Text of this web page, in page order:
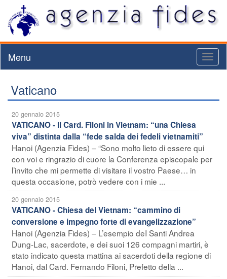
Menu
Vaticano
20 gennaio 2015
VATICANO - Il Card. Filoni in Vietnam: “una Chiesa
viva” distinta dalla “fede salda dei fedeli vietnamiti”
Hanoi (Agenzia Fides) – “Sono molto lieto di essere qui
con voi e ringrazio di cuore la Conferenza episcopale per
l’invito che mi permette di visitare il vostro Paese… in
questa occasione, potrò vedere con i mie ...
20 gennaio 2015
VATICANO - Chiesa del Vietnam: “cammino di
conversione e impegno forte di evangelizzazione”
Hanoi (Agenzia Fides) – L’esempio deI Santi Andrea
Dung-Lac, sacerdote, e dei suoi 126 compagni martiri, è
stato indicato questa mattina ai sacerdoti della regione di
Hanoi, dal Card. Fernando Filoni, Prefetto della ...